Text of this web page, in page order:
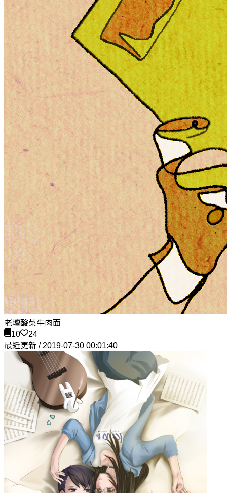
老壇酸菜牛肉面
10
24
最近更新 / 2019-07-30 00:01:40